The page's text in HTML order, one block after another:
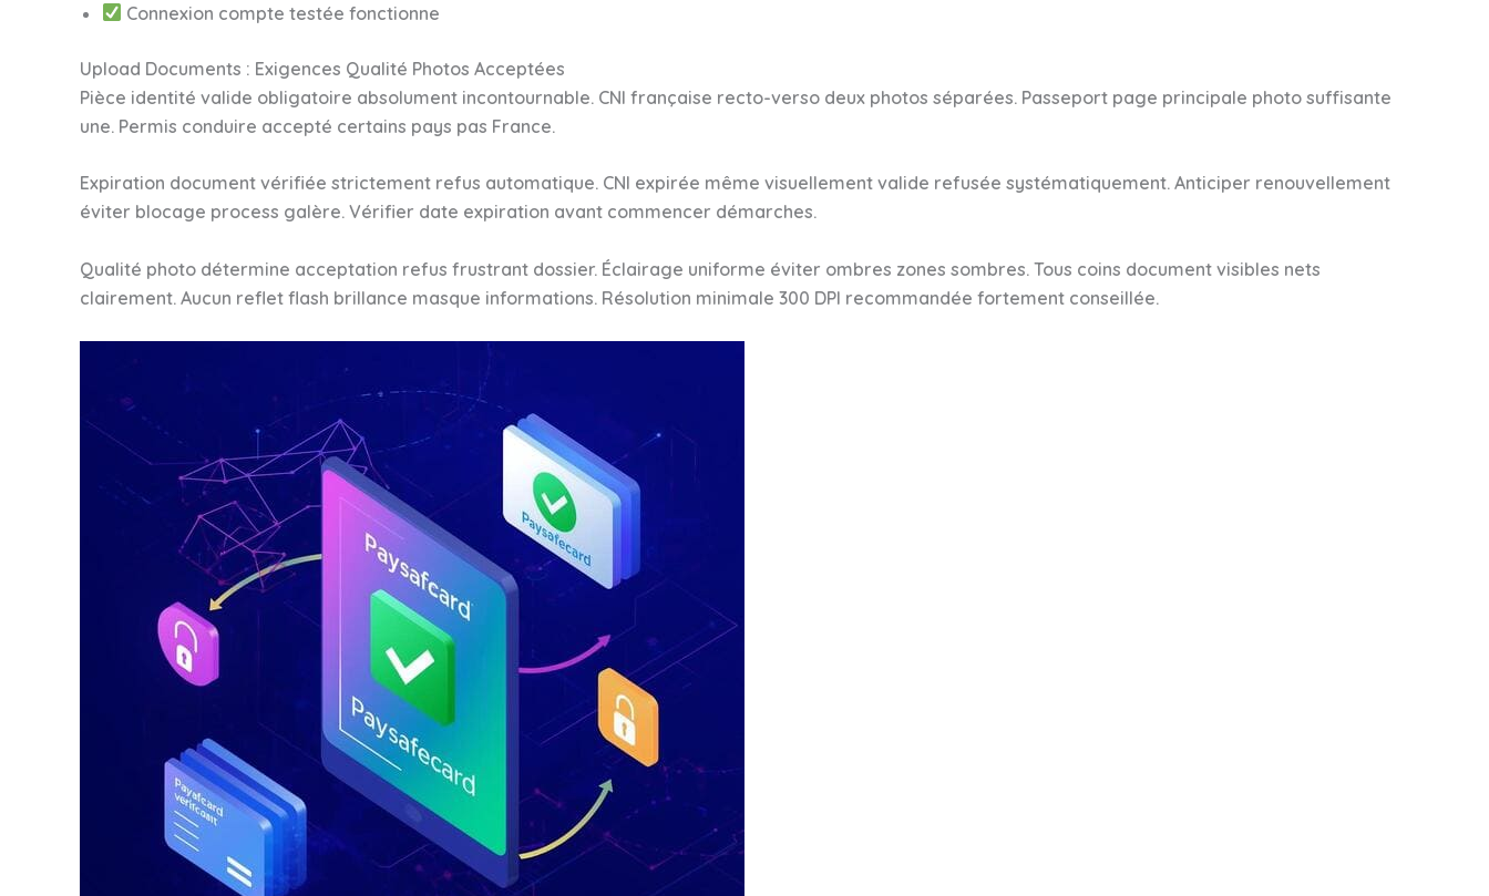
Connexion compte testée fonctionne
Upload Documents : Exigences Qualité Photos Acceptées
Pièce identité valide obligatoire absolument incontournable. CNI française recto-verso deux photos séparées. Passeport page principale photo suffisante
une. Permis conduire accepté certains pays pas France.
Expiration document vérifiée strictement refus automatique. CNI expirée même visuellement valide refusée systématiquement. Anticiper renouvellement
éviter blocage process galère. Vérifier date expiration avant commencer démarches.
Qualité photo détermine acceptation refus frustrant dossier. Éclairage uniforme éviter ombres zones sombres. Tous coins document visibles nets
clairement. Aucun reflet flash brillance masque informations. Résolution minimale 300 DPI recommandée fortement conseillée.